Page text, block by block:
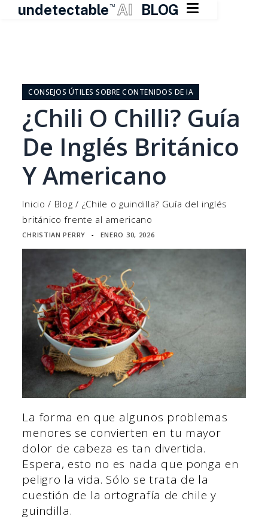
undetectable TM AI BLOG 
contenidoCONSEJOS ÚTILES SOBRE CONTENIDOS DE IA
¿Chili O Chilli? Guía
De Inglés Británico
Y Americano
Inicio / Blog / ¿Chile o guindilla? Guía del inglés
británico frente al americano
CHRISTIAN PERRY ▪ ENERO 30, 2026
La forma en que algunos problemas
menores se convierten en tu mayor
dolor de cabeza es tan divertida.
Espera, esto no es nada que ponga en
peligro la vida. Sólo se trata de la
cuestión de la ortografía de chile y
guindilla.